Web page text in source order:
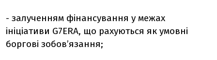
- залученням фінансування у межах
ініціативи G7ERA, що рахуються як умовні
боргові зобов’язання;